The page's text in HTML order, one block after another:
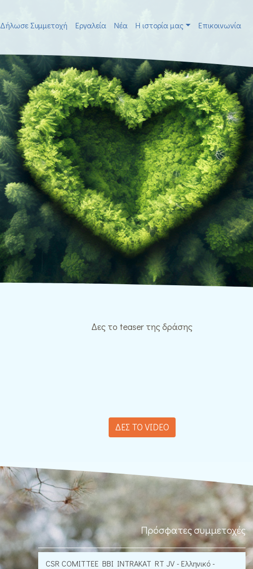
Δήλωσε Συμμετοχή Εργαλεία Νέα H ιστορία μας Επικοινωνία
Δες το teaser της δράσης
ΔΕΣ ΤΟ VIDEO
Πρόσφατες συμμετοχές
CSR COMITTEE BBI INTRAKAT RT JV - Ελληνικό -